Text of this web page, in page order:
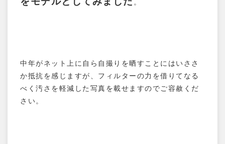
。
中年がネット上に自ら自撮りを晒すことにはいささ
か抵抗を感じますが、フィルターの力を借りてなる
べく汚さを軽減した写真を載せますのでご容赦くだ
さい。